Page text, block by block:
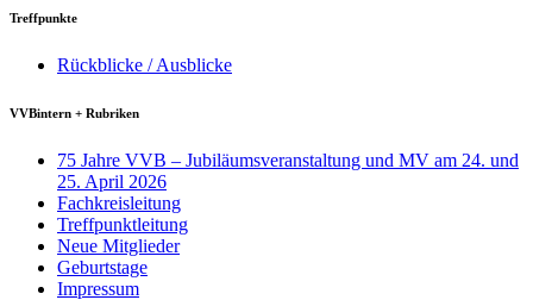
Treffpunkte
Rückblicke / Ausblicke
VVBintern + Rubriken
75 Jahre VVB – Jubiläumsveranstaltung und MV am 24. und
25. April 2026
Fachkreisleitung
Treffpunktleitung
Neue Mitglieder
Geburtstage
Impressum